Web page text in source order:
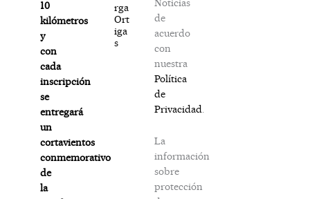
10
kilómetros
y
con
cada
inscripción
se
entregará
un
cortavientos
conmemorativo
de
la
rga
Ort
iga
s
Noticias
de
acuerdo
con
nuestra
Política
de
Privacidad
La
información
sobre
protección